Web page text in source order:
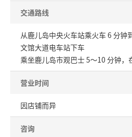
交通路线
从鹿儿岛中央火车站乘火车 6 分钟
文馆大道电车站下车
乘坐鹿儿岛市观巴士 5～10 分钟，
营业时间
因店铺而异
咨询